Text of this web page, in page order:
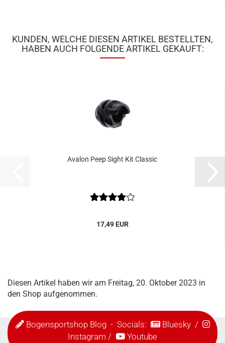
KUNDEN, WELCHE DIESEN ARTIKEL BESTELLTEN,
HABEN AUCH FOLGENDE ARTIKEL GEKAUFT:
Avalon Peep Sight Kit Classic
17,49 EUR
Diesen Artikel haben wir am Freitag, 20. Oktober 2023 in
den Shop aufgenommen.
Bogensportshop Blog- Socials: Bluesky/
Instagram / Youtube